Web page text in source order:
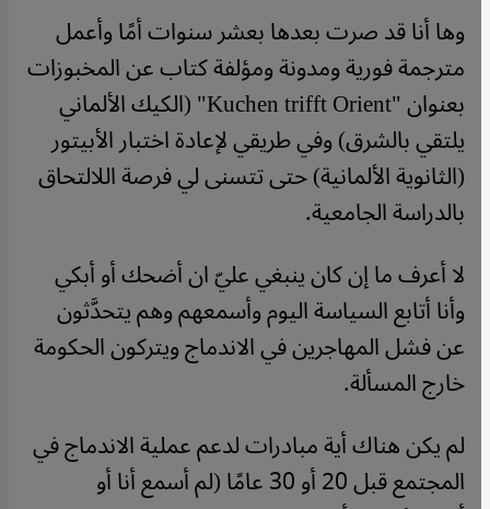
وها أنا قد صرت بعدها بعشر سنوات أمًا وأعمل
مترجمة فورية ومدونة ومؤلفة كتاب عن المخبوزات
بعنوان "Kuchen trifft Orient" (الكيك الألماني
يلتقي بالشرق) وفي طريقي لإعادة اختبار الأبيتور
(الثانوية الألمانية) حتى تتسنى لي فرصة اللالتحاق
بالدراسة الجامعية.
لا أعرف ما إن كان ينبغي عليّ ان أضحك أو أبكي
وأنا أتابع السياسة اليوم وأسمعهم وهم يتحدَّثون
عن فشل المهاجرين في الاندماج ويتركون الحكومة
خارج المسألة.
لم يكن هناك أية مبادرات لدعم عملية الاندماج في
المجتمع قبل 20 أو 30 عامًا (لم أسمع أنا أو